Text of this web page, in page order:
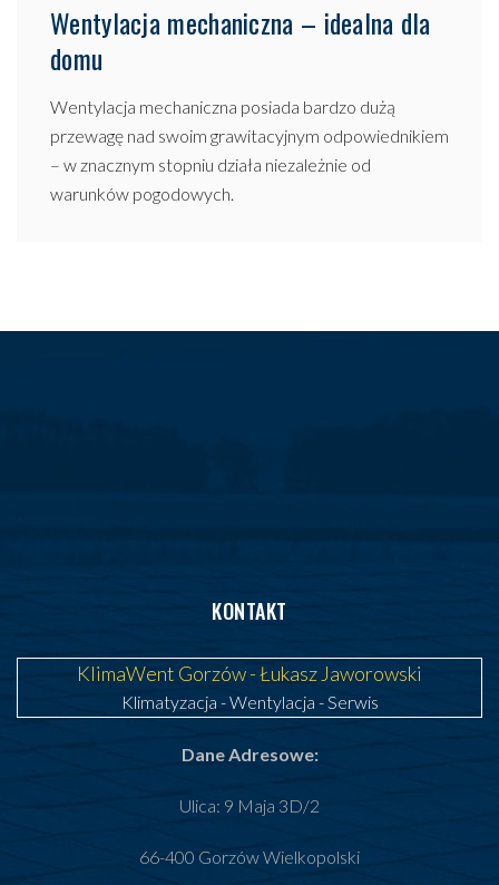
Wentylacja mechaniczna – idealna dla
domu
Wentylacja mechaniczna posiada bardzo dużą
przewagę nad swoim grawitacyjnym odpowiednikiem
– w znacznym stopniu działa niezależnie od
warunków pogodowych.
KONTAKT
KlimaWent Gorzów - Łukasz Jaworowski
Klimatyzacja -Wentylacja - Serwis
Dane Adresowe:
Ulica: 9 Maja 3D/2
66-400 Gorzów Wielkopolski